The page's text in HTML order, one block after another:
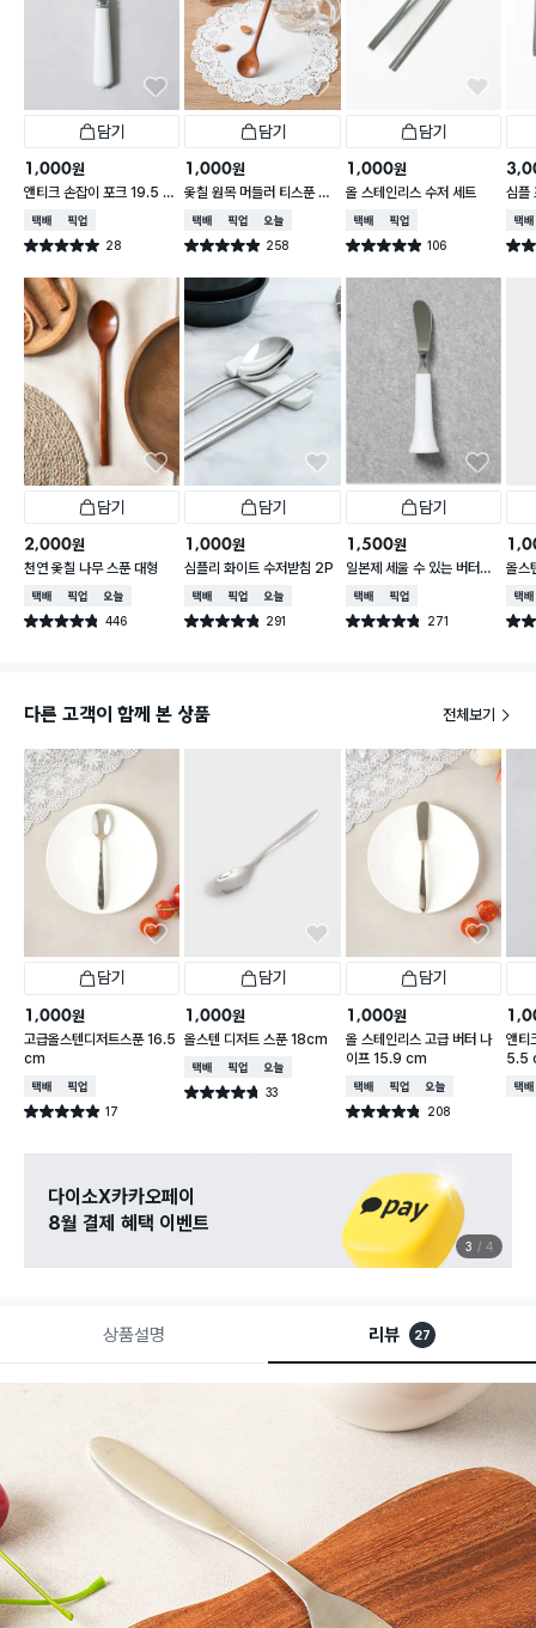
담기
1,000원
앤티크 손잡이 포크 19.5 c
m
택배배송매장픽업
별점 5.0점 28
건 작성
담기
1,000원
옻칠 원목 머들러 티스푼 20
cm
택배배송매장픽업오늘배송
별점 4.9점 258
건 작성
담기
1,000원
올 스테인리스 수저 세트
택배배송매장픽업
별점 4.9점 106
건 작성
심플
택배
별점
담기
2,000원
천연 옻칠 나무 스푼 대형
택배배송매장픽업오늘배송
별점 4.8점 446
건 작성
담기
1,000원
심플리 화이트 수저받침 2P
택배배송매장픽업오늘배송
별점 4.8점 291
건 작성
담기
1,500원
일본제 세울 수 있는 버터나
이프 13.5 cm
택배배송매장픽업
별점 4.8점 271
건 작성
올스
택배
별점
다른 고객이 함께 본 상품 전체보기
담기
1,000원
고급올스텐디저트스푼 16.5
cm
택배배송매장픽업
별점 4.9점 17
건 작성
담기
1,000원
올스텐 디저트 스푼 18cm
택배배송매장픽업오늘배송
별점 4.7점 33
건 작성
담기
1,000원
올 스테인리스 고급 버터 나
이프 15.9 cm
택배배송매장픽업오늘배송
별점 4.8점 208
건 작성
앤티
5.5
택배
다이소X카카오페이
8월 결제 혜택 이벤트
3 4
상품설명 리뷰 27